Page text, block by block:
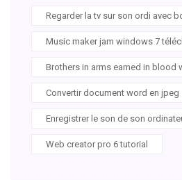
Regarder la tv sur son ordi avec
Music maker jam windows 7
Brothers in arms earned in blood
Convertir document word en jpeg
Enregistrer le son de son
Web creator pro 6 tutorial